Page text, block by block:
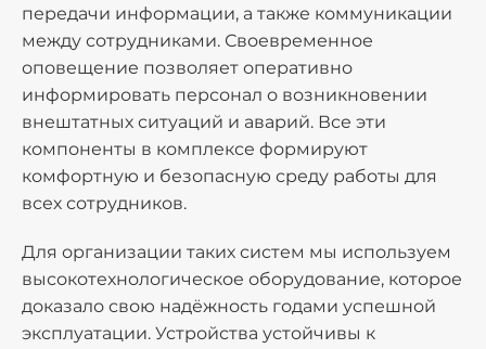
передачи информации, а также коммуникации
между сотрудниками. Своевременное
оповещение позволяет оперативно
информировать персонал о возникновении
внештатных ситуаций и аварий. Все эти
компоненты в комплексе формируют
комфортную и безопасную среду работы для
всех сотрудников.
Для организации таких систем мы используем
высокотехнологическое оборудование, которое
доказало свою надёжность годами успешной
эксплуатации. Устройства устойчивы к